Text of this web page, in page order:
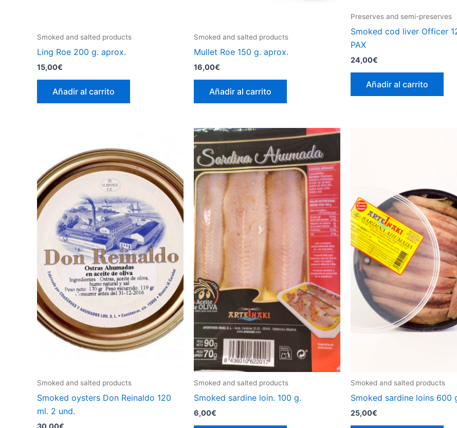
Smoked and salted products
Ling Roe 200 g. aprox.
15,00€
Añadir al carrito
Smoked and salted products
Mullet Roe 150 g. aprox.
16,00€
Añadir al carrito
Preserves and semi-preserves
Smoked cod liver Officer
PAX
24,00€
Añadir al carrito
Smoked and salted products
Smoked oysters Don Reinaldo 120
ml. 2 und.
30,00€
Smoked and salted products
Smoked sardine loin. 100 g.
6,00€
Smoked and salted products
Smoked sardine loins 600
25,00€